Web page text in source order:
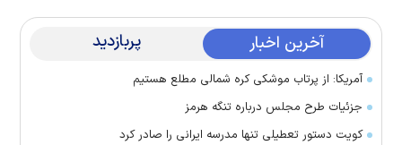
آخرین اخبار پربازدید
آمریکا: از پرتاب موشکی کره شمالی مطلع هستیم
جزئیات طرح مجلس درباره تنگه هرمز
کویت دستور تعطیلی تنها مدرسه ایرانی را صادر کرد